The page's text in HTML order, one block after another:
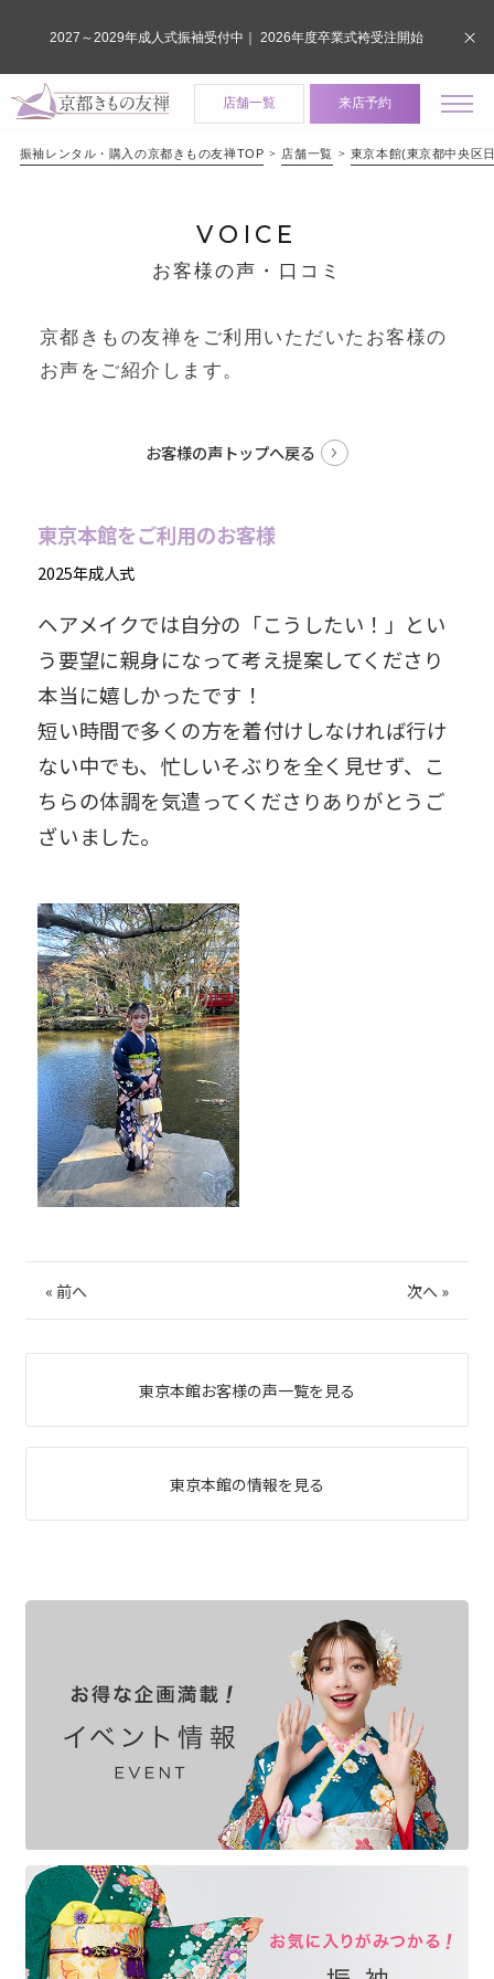
店舗一覧 来店予約
振袖レンタル・購入の京都きもの友禅TOP 店舗一覧 東京本館(東京都中央区
VOICE
お客様の声・口コミ
京都きもの友禅をご利用いただいたお客様の
お声をご紹介します。
お客様の声トップへ戻る
東京本館をご利用のお客様
2025年成人式
ヘアメイクでは自分の「こうしたい！」とい
う要望に親身になって考え提案してくださり
本当に嬉しかったです！
短い時間で多くの方を着付けしなければ行け
ない中でも、忙しいそぶりを全く見せず、こ
ちらの体調を気遣ってくださりありがとうご
ざいました。
« 前へ 次へ »
東京本館お客様の声一覧を見る
東京本館の情報を見る
2027～2029年成人式振袖受付中｜ 2026年度卒業式袴受注開始